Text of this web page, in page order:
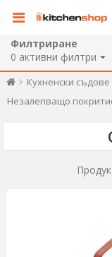
Филтриране
0 активни филтри
Кухненски
Незалепващо